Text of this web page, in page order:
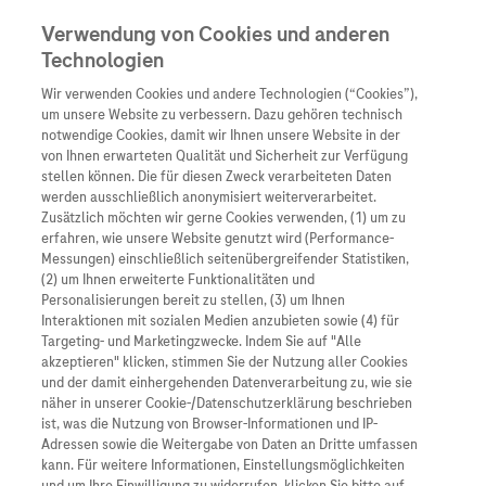
Unternehmen
Übersicht
Wer wir sind
Was uns antreibt
Unsere Standorte
Roche Stories
Events
Innovation
Übersicht
Forschung
Personalisierte
Digitalisierung
Blog Zukunftslabor
Übersicht
Unser Service für
Informationen zu
Diagnostik ist
Klinische Studien
Arzneimittel
Übersicht
Arzneimittel A-Z
Roche Pipeline
Roche Fachportal
Diagnostik
Kontakt
Presse
Karriere
Unsere neu aufgelegte Webinarserie
Verwendung von Cookies und anderen
Technologien
Wir verwenden Cookies und andere Technologien (“Cookies”),
um unsere Website zu verbessern. Dazu gehören technisch
notwendige Cookies, damit wir Ihnen unsere Website in der
von Ihnen erwarteten Qualität und Sicherheit zur Verfügung
stellen können. Die für diesen Zweck verarbeiteten Daten
werden ausschließlich anonymisiert weiterverarbeitet.
Zusätzlich möchten wir gerne Cookies verwenden, (1) um zu
erfahren, wie unsere Website genutzt wird (Performance-
Messungen) einschließlich seitenübergreifender Statistiken,
(2) um Ihnen erweiterte Funktionalitäten und
Personalisierungen bereit zu stellen, (3) um Ihnen
Interaktionen mit sozialen Medien anzubieten sowie (4) für
Targeting- und Marketingzwecke. Indem Sie auf "Alle
akzeptieren" klicken, stimmen Sie der Nutzung aller Cookies
und der damit einhergehenden Datenverarbeitung zu, wie sie
näher in unserer Cookie-/Datenschutzerklärung beschrieben
ist, was die Nutzung von Browser-Informationen und IP-
Adressen sowie die Weitergabe von Daten an Dritte umfassen
kann. Für weitere Informationen, Einstellungsmöglichkeiten